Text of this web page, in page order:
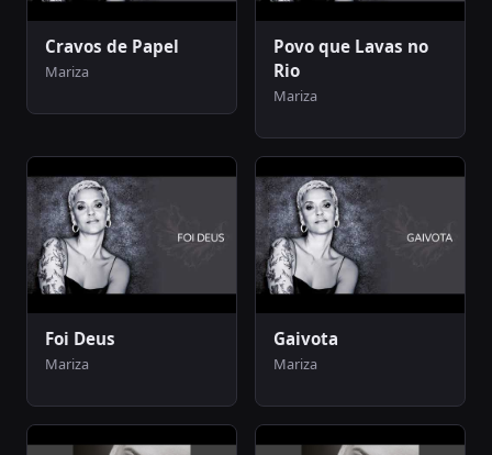
Cravos de Papel
Mariza
Povo que Lavas no
Rio
Mariza
Foi Deus
Mariza
Gaivota
Mariza